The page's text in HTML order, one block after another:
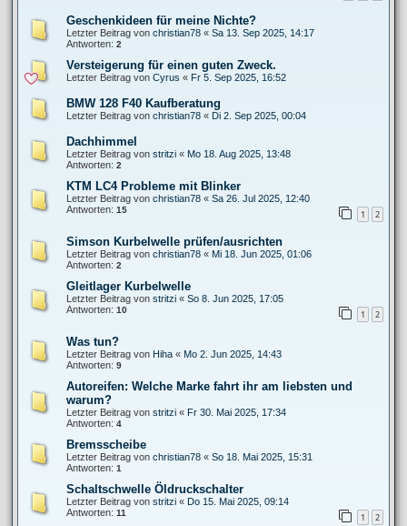
Geschenkideen für meine Nichte?
Letzter Beitrag von christian78 « Sa 13. Sep 2025, 14:17
Antworten: 2
Versteigerung für einen guten Zweck.
Letzter Beitrag von Cyrus « Fr 5. Sep 2025, 16:52
BMW 128 F40 Kaufberatung
Letzter Beitrag von christian78 « Di 2. Sep 2025, 00:04
Dachhimmel
Letzter Beitrag von stritzi « Mo 18. Aug 2025, 13:48
Antworten: 2
KTM LC4 Probleme mit Blinker
Letzter Beitrag von christian78 « Sa 26. Jul 2025, 12:40
Antworten: 15 1 2
Simson Kurbelwelle prüfen/ausrichten
Letzter Beitrag von christian78 « Mi 18. Jun 2025, 01:06
Antworten: 2
Gleitlager Kurbelwelle
Letzter Beitrag von stritzi « So 8. Jun 2025, 17:05
Antworten: 10 1 2
Was tun?
Letzter Beitrag von Hiha « Mo 2. Jun 2025, 14:43
Antworten: 9
Autoreifen: Welche Marke fahrt ihr am liebsten und
warum?
Letzter Beitrag von stritzi « Fr 30. Mai 2025, 17:34
Antworten: 4
Bremsscheibe
Letzter Beitrag von christian78 « So 18. Mai 2025, 15:31
Antworten: 1
Schaltschwelle Öldruckschalter
Letzter Beitrag von stritzi « Do 15. Mai 2025, 09:14
Antworten: 11 1 2